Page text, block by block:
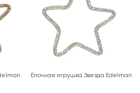
Ёлочная игрушка Звезда Edelman